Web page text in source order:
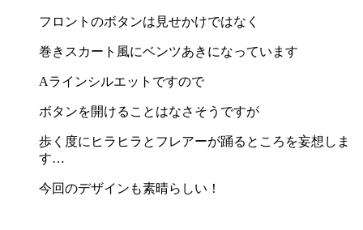
フロントのボタンは見せかけではなく
巻きスカート風にベンツあきになっています
Aラインシルエットですので
ボタンを開けることはなさそうですが
歩く度にヒラヒラとフレアーが踊るところを妄想しま
す…
今回のデザインも素晴らしい！